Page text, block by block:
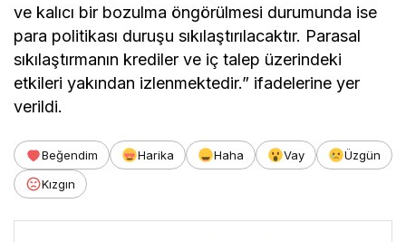
ve kalıcı bir bozulma öngörülmesi durumunda ise
para politikası duruşu sıkılaştırılacaktır. Parasal
sıkılaştırmanın krediler ve iç talep üzerindeki
etkileri yakından izlenmektedir.” ifadelerine yer
verildi.
Beğendim Harika Haha Vay
Üzgün
Kızgın